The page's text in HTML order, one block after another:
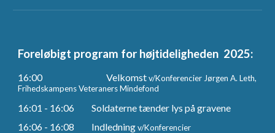
Foreløbigt program for højtideligheden 2025:
16:00 Velkomstv/Konferencier Jørgen A. Leth,
Frihedskampens Veteraners Mindefond
16:01 - 16:06
Soldaterne tænder lys på gravene
16:06 - 16:08
Indledningv/Konferencier